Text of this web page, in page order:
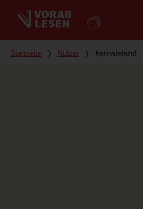
Du bist hier
Startseite ❭ Nutzer ❭ herrwieland